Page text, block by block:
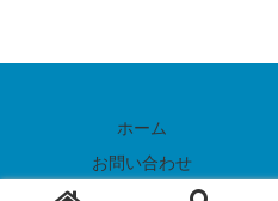
ホーム
お問い合わせ